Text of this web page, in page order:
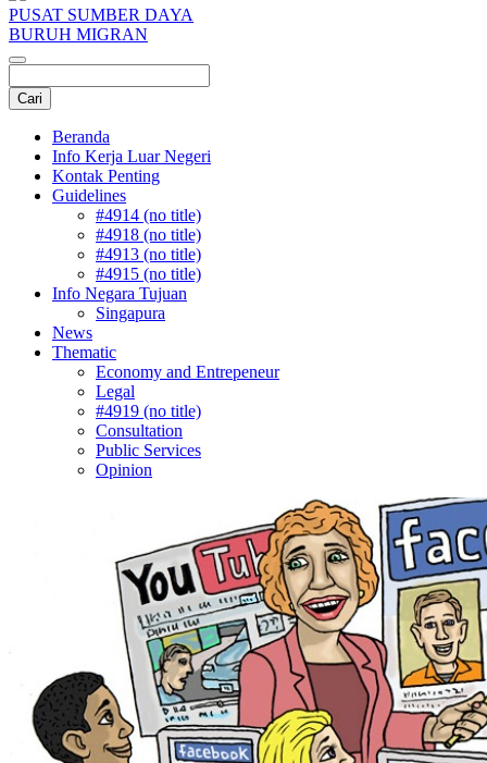
PUSAT SUMBER DAYA
BURUH MIGRAN
Beranda
Info Kerja Luar Negeri
Kontak Penting
Guidelines
#4914 (no title)
#4918 (no title)
#4913 (no title)
#4915 (no title)
Info Negara Tujuan
Singapura
News
Thematic
Economy and Entrepeneur
Legal
#4919 (no title)
Consultation
Public Services
Opinion